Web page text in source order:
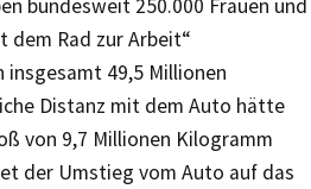
bundesweit 250.000 Frauen und
dem Rad zur Arbeit“
49,5 Millionen
Distanz mit dem Auto hätte
von 9,7 Millionen Kilogramm
der Umstieg vom Auto auf das